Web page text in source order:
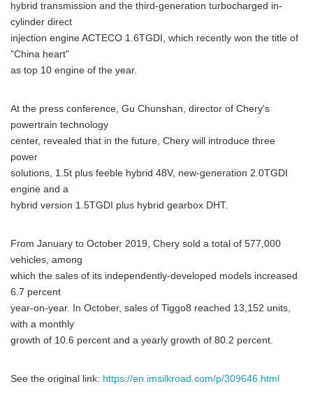
hybrid transmission and the third-generation turbocharged in-
cylinder direct
injection engine ACTECO 1.6TGDI, which recently won the title of
"China heart"
as top 10 engine of the year.
At the press conference, Gu Chunshan, director of Chery's
powertrain technology
center, revealed that in the future, Chery will introduce three
power
solutions, 1.5t plus feeble hybrid 48V, new-generation 2.0TGDI
engine and a
hybrid version 1.5TGDI plus hybrid gearbox DHT.
From January to October 2019, Chery sold a total of 577,000
vehicles, among
which the sales of its independently-developed models increased
6.7 percent
year-on-year. In October, sales of Tiggo8 reached 13,152 units,
with a monthly
growth of 10.6 percent and a yearly growth of 80.2 percent.
See the original link: https://en.imsilkroad.com/p/309646.html